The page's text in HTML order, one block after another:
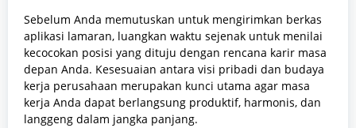
Sebelum Anda memutuskan untuk mengirimkan berkas
aplikasi lamaran, luangkan waktu sejenak untuk menilai
kecocokan posisi yang dituju dengan rencana karir masa
depan Anda. Kesesuaian antara visi pribadi dan budaya
kerja perusahaan merupakan kunci utama agar masa
kerja Anda dapat berlangsung produktif, harmonis, dan
langgeng dalam jangka panjang.